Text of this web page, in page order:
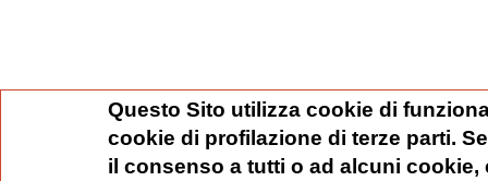
Questo Sito utilizza cookie di
cookie di profilazione di terze parti.
il consenso a tutti o ad alcuni